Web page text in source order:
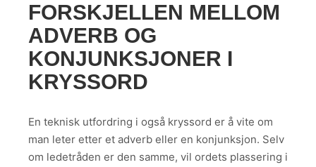
FORSKJELLEN MELLOM
ADVERB OG
KONJUNKSJONER I
KRYSSORD
En teknisk utfordring i også kryssord er å vite om
man leter etter et adverb eller en konjunksjon. Selv
om ledetråden er den samme, vil ordets plassering i